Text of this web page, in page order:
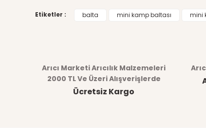
Etiketler : balta mini kamp baltası mini
Arıcı Marketi Arıcılık Malzemeleri
2000 TL Ve Üzeri Alışverişlerde
Ücretsiz Kargo